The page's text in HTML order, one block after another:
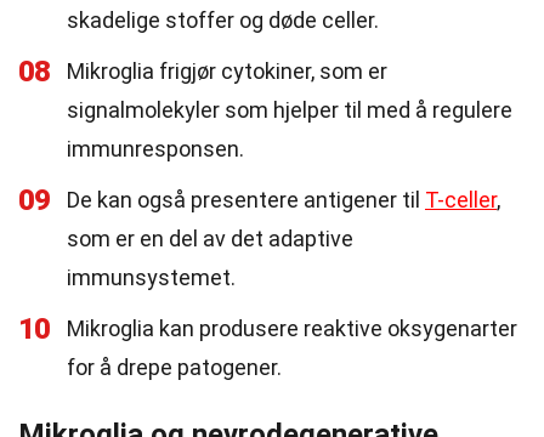
skadelige stoffer og døde celler.
08
Mikroglia frigjør cytokiner, som er
signalmolekyler som hjelper til med å regulere
immunresponsen.
09 De kan også presentere antigener til T-celler,
som er en del av det adaptive
immunsystemet.
10
Mikroglia kan produsere reaktive oksygenarter
for å drepe patogener.